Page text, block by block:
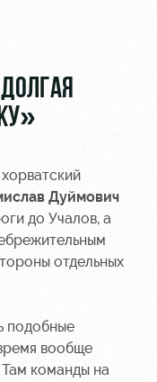
Дуймович
до Учалов, а
отдельных
подобные
вообще
Там команды на